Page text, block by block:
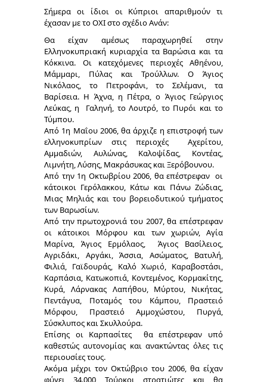
Σήμερα οι ίδιοι οι Κύπριοι απαριθμούν τι
έχασαν με το ΟΧΙ στο σχέδιο Ανάν:
Θα είχαν αμέσως παραχωρηθεί στην
Ελληνοκυπριακή κυριαρχία τα Βαρώσια και τα
Κόκκινα. Οι κατεχόμενες περιοχές Αθηένου,
Μάμμαρι, Πύλας και Τρούλλων. Ο Άγιος
Νικόλαος, το Πετροφάνι, το Σελέμανι, τα
Βαρίσεια. Η Άχνα, η Πέτρα, ο Άγιος Γεώργιος
Λεύκας, η Γαληνή, το Λουτρό, το Πυρόι και το
Τύμπου.
Από 1η Μαΐου 2006, θα άρχιζε η επιστροφή των
ελληνοκυπρίων στις περιοχές Αχερίτου,
Αμμαδιών, Αυλώνας, Καλοψίδας, Κοντέας,
Λιμνήτη, Λύσης, Μακράσυκας και Ξερόβουνου.
Από την 1η Οκτωβρίου 2006, θα επέστρεφαν οι
κάτοικοι Γερόλακκου, Κάτω και Πάνω Ζώδιας,
Μιας Μηλιάς και του βορειοδυτικού τμήματος
των Βαρωσίων.
Από την πρωτοχρονιά του 2007, θα επέστρεφαν
οι κάτοικοι Μόρφου και των χωριών, Αγία
Μαρίνα, Άγιος Ερμόλαος, Άγιος Βασίλειος,
Αγριδάκι, Αργάκι, Άσσια, Ασώματος, Βατυλή,
Φιλιά, Γαϊδουράς, Καλό Χωριό, Καραβοστάσι,
Καρπάσια, Κατωκοπιά, Κοντεμένος, Κορμακίτης,
Κυρά, Λάρνακας Λαπήθου, Μύρτου, Νικήτας,
Πεντάγυα, Ποταμός του Κάμπου, Πραστειό
Μόρφου, Πραστειό Αμμοχώστου, Πυργά,
Σύσκλυπος και Σκυλλούρα.
Επίσης οι Καρπασίτες θα επέστρεφαν υπό
καθεστώς αυτονομίας και ανακτώντας όλες τις
περιουσίες τους.
Ακόμα μέχρι τον Οκτώβριο του 2006, θα είχαν
φύγει 34.000 Τούρκοι στρατιώτες και θα